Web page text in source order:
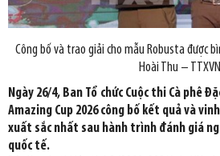
Công bố và trao giải cho mẫu Robusta được
Hoài Thu – TTXVN
Ngày 26/4, Ban Tổ chức Cuộc thi Cà phê
Amazing Cup 2026 công bố kết quả và
xuất sắc nhất sau hành trình đánh giá
quốc tế.